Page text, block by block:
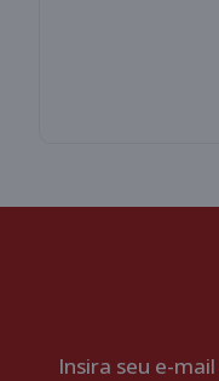
Insira seu e-